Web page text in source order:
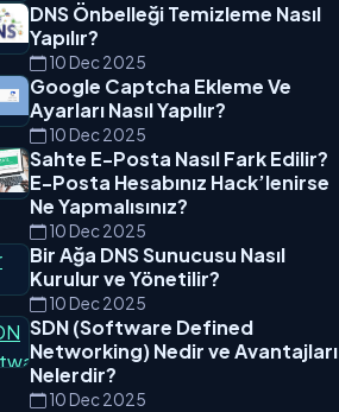
DNS Önbelleği Temizleme Nasıl
Yapılır?
10 Dec 2025
Google Captcha Ekleme Ve
Ayarları Nasıl Yapılır?
10 Dec 2025
Sahte E-Posta Nasıl Fark Edilir?
E-Posta Hesabınız Hack’lenirse
Ne Yapmalısınız?
10 Dec 2025
Bir Ağa DNS Sunucusu Nasıl
Kurulur ve Yönetilir?
10 Dec 2025
SDN (Software Defined
Networking) Nedir ve Avantajları
Nelerdir?
10 Dec 2025